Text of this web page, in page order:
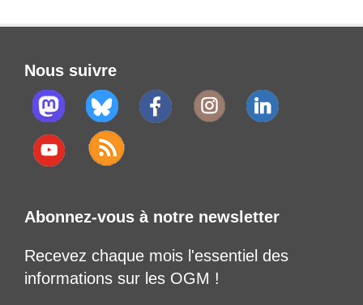
Nous suivre
Abonnez-vous à notre newsletter
Recevez chaque mois l'essentiel des
informations sur les OGM !